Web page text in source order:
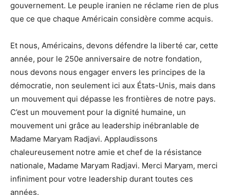
gouvernement. Le peuple iranien ne réclame rien de plus
que ce que chaque Américain considère comme acquis.
Et nous, Américains, devons défendre la liberté car, cette
année, pour le 250e anniversaire de notre fondation,
nous devons nous engager envers les principes de la
démocratie, non seulement ici aux États-Unis, mais dans
un mouvement qui dépasse les frontières de notre pays.
C’est un mouvement pour la dignité humaine, un
mouvement uni grâce au leadership inébranlable de
Madame Maryam Radjavi. Applaudissons
chaleureusement notre amie et chef de la résistance
nationale, Madame Maryam Radjavi. Merci Maryam, merci
infiniment pour votre leadership durant toutes ces
années.